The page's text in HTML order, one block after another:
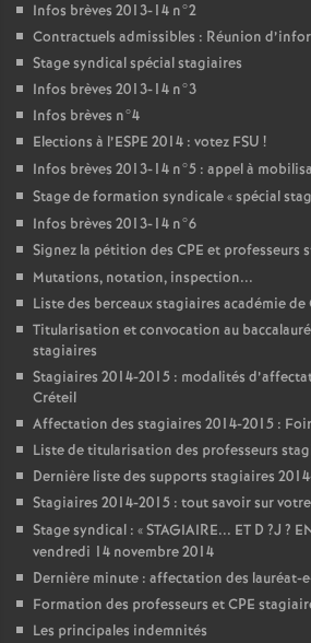
Infos brèves 2013-14 n°2
Contractuels admissibles : Réunion
Stage syndical spécial stagiaires
Infos brèves 2013-14 n°3
Infos brèves n°4
Elections à l’ESPE 2014 : votez FSU !
Infos brèves 2013-14 n°5 : appel à
Stage de formation syndicale «spécial
Infos brèves 2013-14 n°6
Signez la pétition des CPE et professeurs
Mutations, notation, inspection...
Liste des berceaux stagiaires académie de
Titularisation et convocation au
stagiaires
Stagiaires 2014-2015 : modalités
Créteil
Affectation des stagiaires 2014-2015 :
Liste de titularisation des professeurs
Dernière liste des supports stagiaires
Stagiaires 2014-2015 : tout savoir sur
Stage syndical : «STAGIAIRE... ET D ?J ?
vendredi 14 novembre 2014
Dernière minute : affectation des lauréat-
Formation des professeurs etCPE
Les principales indemnités